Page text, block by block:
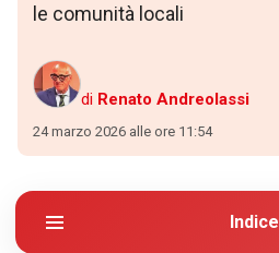
le comunità locali
di Renato Andreolassi
24 marzo 2026 alle ore 11:54
Indice